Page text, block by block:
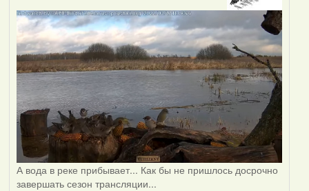
А вода в реке прибывает... Как бы не пришлось досрочно
завершать сезон трансляции...